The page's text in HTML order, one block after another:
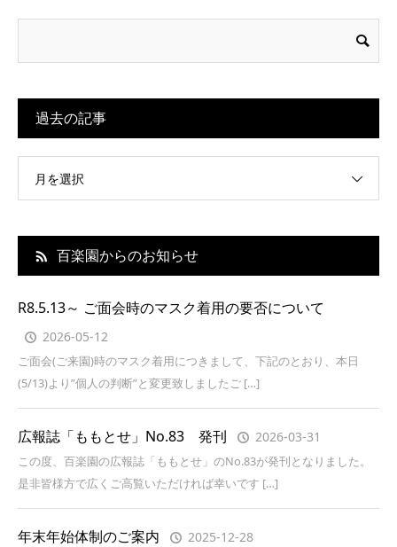
過去の記事
月を選択
百楽園からのお知らせ
R8.5.13～ ご面会時のマスク着用の要否について
2026-05-12
ご面会(ご来園)時のマスク着用につきまして、下記のとおり、本日
(5/13)より”個人の判断”と変更致しましたご […]
広報誌「ももとせ」No.83 発刊 2026-03-31
この度、百楽園の広報誌「ももとせ」のNo.83が発刊となりました。
是非皆様方で広くご高覧いただければ幸いです […]
年末年始体制のご案内 2025-12-28